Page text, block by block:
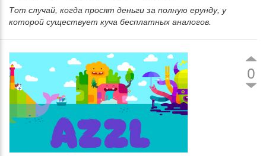
Тот случай, когда просят деньги за полную ерунду, у
которой существует куча бесплатных аналогов.
0